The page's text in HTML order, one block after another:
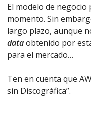
El modelo de
momento. Sin
largo plazo, aunque
dataobtenido por
para el mercado…
Ten en cuenta que
sin Discográfica”.